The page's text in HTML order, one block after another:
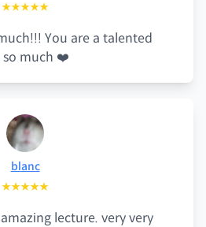
★★★★★
You are a talented
so much ❤️
blanc
★★★★★
lecture. very very